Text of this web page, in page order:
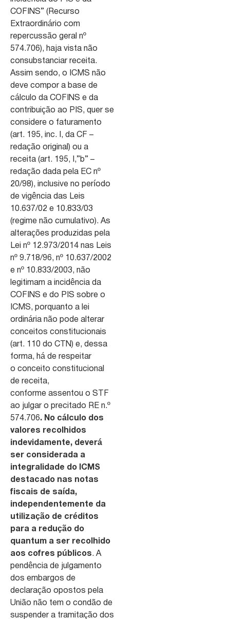
COFINS” (Recurso
Extraordinário com
repercussão geral nº
574.706), haja vista não
consubstanciar receita.
Assim sendo, o ICMS não
deve compor a base de
cálculo da COFINS e da
contribuição ao PIS, quer se
considere o faturamento
(art. 195, inc. I, da CF –
redação original) ou a
receita (art. 195, I,”b” –
redação dada pela EC nº
20/98), inclusive no período
de vigência das Leis
10.637/02 e 10.833/03
(regime não cumulativo). As
alterações produzidas pela
Lei nº 12.973/2014 nas Leis
nº 9.718/96, nº 10.637/2002
e nº 10.833/2003, não
legitimam a incidência da
COFINS e do PIS sobre o
ICMS, porquanto a lei
ordinária não pode alterar
conceitos constitucionais
(art. 110 do CTN) e, dessa
forma, há de respeitar
o conceito constitucional
de receita,
conforme assentou o STF
ao julgar o precitado RE n.º
574.706. No cálculo dos
valores recolhidos
indevidamente, deverá
ser considerada a
integralidade do ICMS
destacado nas notas
fiscais de saída,
independentemente da
utilização de créditos
para a redução do
quantum a ser recolhido
aos cofres públicos. A
pendência de julgamento
dos embargos de
declaração opostos pela
União não tem o condão de
suspender a tramitação dos